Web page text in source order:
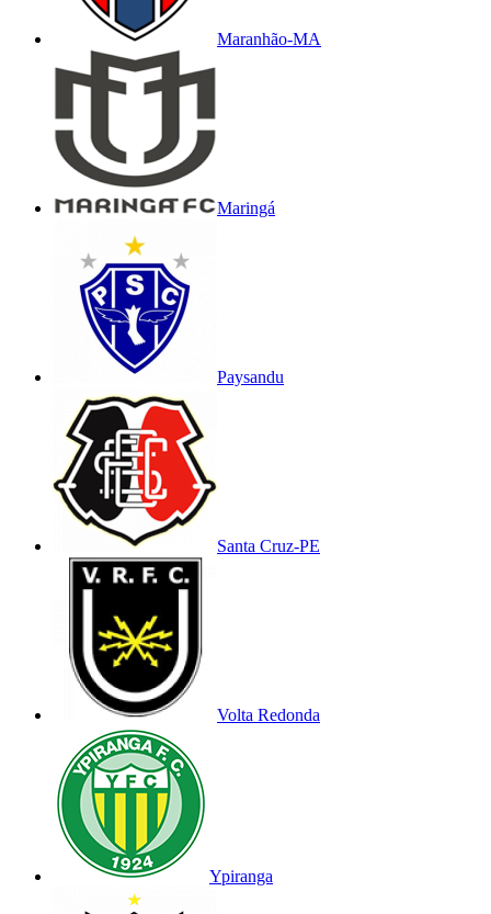
Maranhão-MA
Maringá
Paysandu
Santa Cruz-PE
Volta Redonda
Ypiranga